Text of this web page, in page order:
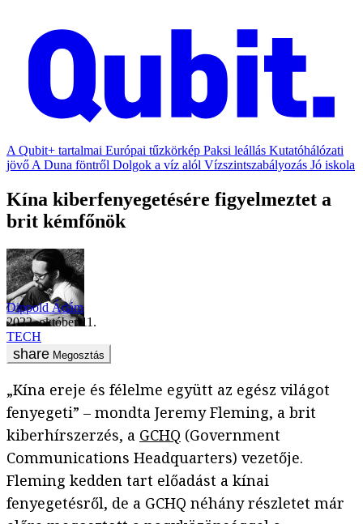
A Qubit+ tartalmai Európai tűzkörkép Paksi leállás Kutatóhálózati
jövő A Duna föntről Dolgok a víz alól Vízszintszabályozás Jó iskola
Kína kiberfenyegetésére figyelmeztet a
brit kémfőnök
Dippold Ádám
2022. október 11.
TECH
Megosztás
„Kína ereje és félelme együtt az egész világot
fenyegeti” – mondta Jeremy Fleming, a brit
kiberhírszerzés, a GCHQ (Government
Communications Headquarters) vezetője.
Fleming kedden tart előadást a kínai
fenyegetésről, de a GCHQ néhány részletet már